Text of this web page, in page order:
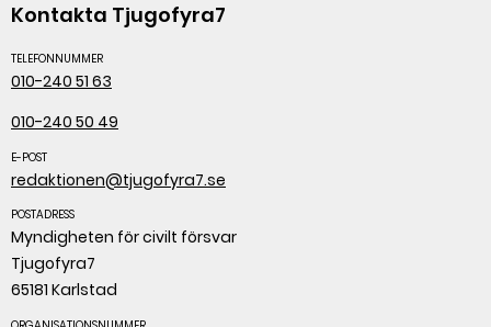
Kontakta Tjugofyra7
TELEFONNUMMER
010-240 51 63
010-240 50 49
E-POST
redaktionen@tjugofyra7.se
POSTADRESS
Myndigheten för civilt försvar
Tjugofyra7
65181 Karlstad